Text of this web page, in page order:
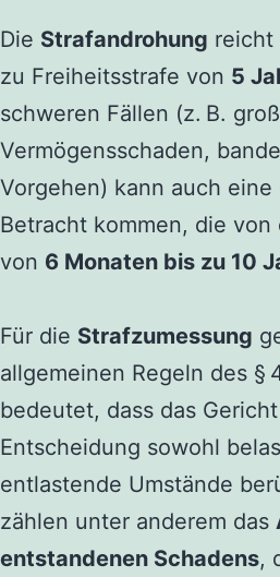
Die Strafandrohung reicht
zu Freiheitsstrafe von 5
schweren Fällen (z. B.
Vermögensschaden,
Vorgehen) kann auch
Betracht kommen, die
von 6 Monaten bis zu 10
Für die Strafzumessung
allgemeinen Regeln des §
bedeutet, dass das
Entscheidung sowohl
entlastende Umstände
zählen unter anderem das
entstandenen Schadens,